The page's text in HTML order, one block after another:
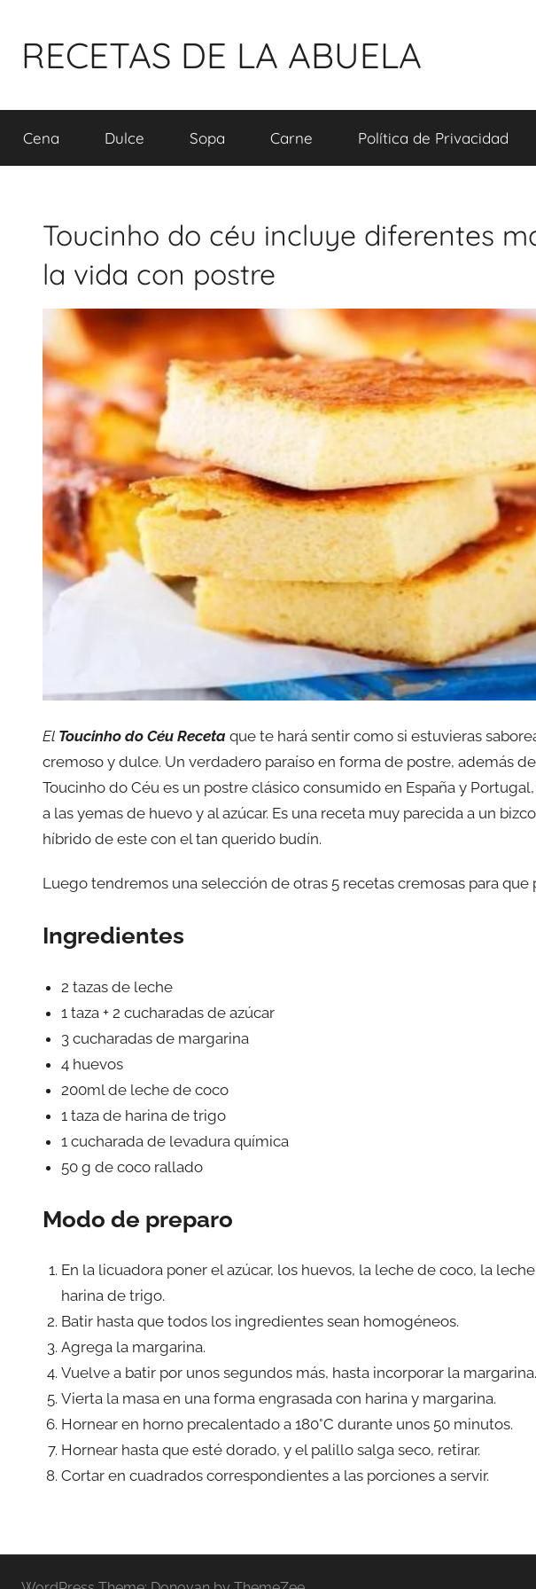
RECETAS DE LA ABUELA
Cena Dulce Sopa Carne Política de Privacidad
Toucinho do céu incluye diferentes
la vida con postre
El Toucinho do Céu Receta que te hará sentir como si estuvieras
cremoso y dulce. Un verdadero paraíso en forma de postre, además
Toucinho do Céu es un postre clásico consumido en España y
a las yemas de huevo y al azúcar. Es una receta muy parecida a un
híbrido de este con el tan querido budín.
Luego tendremos una selección de otras 5 recetas cremosas para que
Ingredientes
2 tazas de leche
1 taza + 2 cucharadas de azúcar
3 cucharadas de margarina
4 huevos
200ml de leche de coco
1 taza de harina de trigo
1 cucharada de levadura química
50 g de coco rallado
Modo de preparo
En la licuadora poner el azúcar, los huevos, la leche de coco, la
harina de trigo.
Batir hasta que todos los ingredientes sean homogéneos.
Agrega la margarina.
Vuelve a batir por unos segundos más, hasta incorporar la margarina.
Vierta la masa en una forma engrasada con harina y margarina.
Hornear en horno precalentado a 180°C durante unos 50 minutos.
Hornear hasta que esté dorado, y el palillo salga seco, retirar.
Cortar en cuadrados correspondientes a las porciones a servir.